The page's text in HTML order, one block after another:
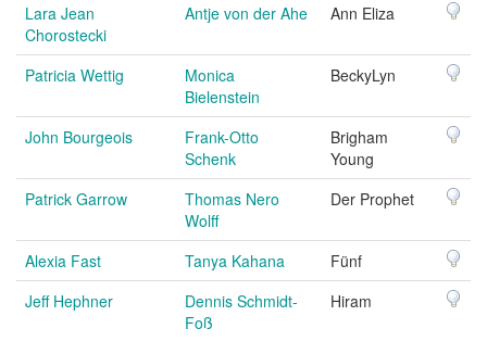
Lara Jean
Chorostecki
Antje von der Ahe Ann Eliza
Patricia Wettig
Monica
Bielenstein
BeckyLyn
John Bourgeois
Frank-Otto
Schenk
Brigham
Young
Patrick Garrow
Thomas Nero
Wolff
Der Prophet
Alexia Fast Tanya Kahana
Fünf
Jeff Hephner
Dennis Schmidt-
Foß
Hiram